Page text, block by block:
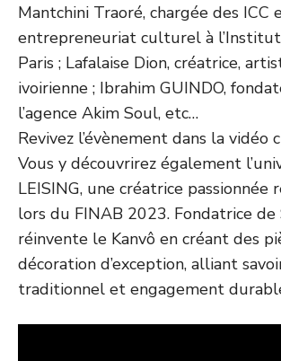
Mantchini Traoré, chargée des ICC
entrepreneuriat culturel à l’Institut
Paris ; Lafalaise Dion, créatrice,
ivoirienne ; Ibrahim GUINDO,
l’agence Akim Soul, etc…
Revivez l’évènement dans la vidéo
Vous y découvrirez également
LEISING, une créatrice passionnée
lors du FINAB 2023. Fondatrice de
réinvente le Kanvô en créant des
décoration d’exception, alliant
traditionnel et engagement